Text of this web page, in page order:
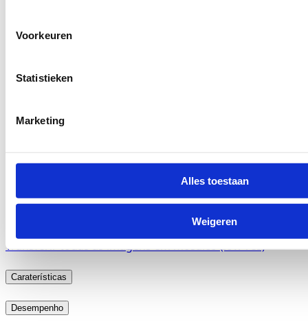
Voorkeuren
Statistieken
Marketing
Alles toestaan
Weigeren
2621.04
Transferir todas as imagens em mosaico (low-res)
Caraterísticas
Desempenho